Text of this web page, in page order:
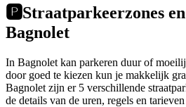
🅿️Straatparkeerzones
Bagnolet
In Bagnolet kan parkeren duur of
door goed te kiezen kun je makkelijk
Bagnolet zijn er 5 verschillende
de details van de uren, regels en